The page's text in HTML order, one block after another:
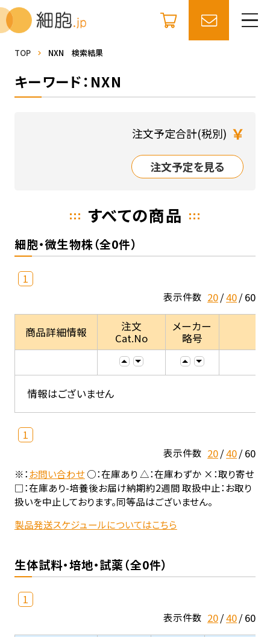
TOP NXN 検索結果
キーワード：NXN
注文予定合計(税別) ￥
注文予定を見る
すべての商品
細胞・微生物株（全0件）
1
表示件数 20 40 60
商品詳細情報
注文
Cat.No
メーカー
略号
情報はございません
1
表示件数 20 40 60
※：お問い合わせ○：在庫あり △：在庫わずか ×：取り寄せ
□：在庫あり-培養後お届け納期約2週間 取扱中止：お取り
扱いを中止しております。同等品はございません。
製品発送スケジュールについてはこちら
生体試料・培地・試薬（全0件）
1
表示件数 20 40 60